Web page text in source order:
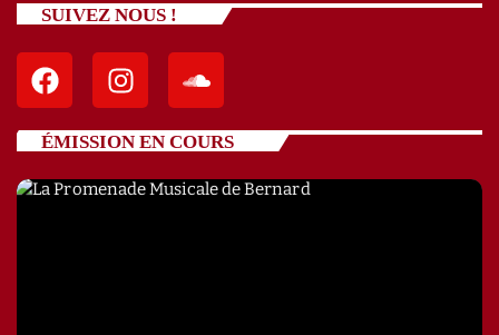
SUIVEZ NOUS !
ÉMISSION EN COURS